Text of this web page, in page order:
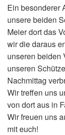
Ein besonderer
unsere beiden
Meier dort das
wir die daraus
unseren beiden
unseren
Nachmittag
Wir treffen uns
von dort aus in
Wir freuen uns
mit euch!